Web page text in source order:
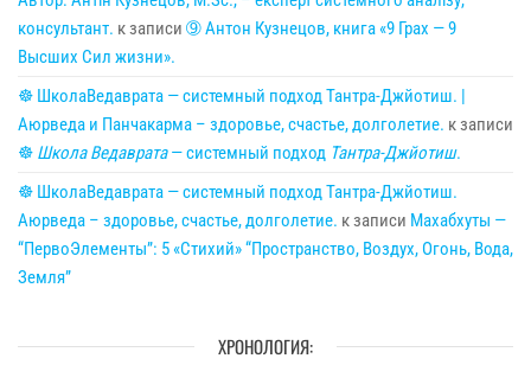
консультант. к записи ➈ Антон Кузнецов, книга «9 Грах — 9
Высших Сил жизни».
☸ ШколаВедаврата — системный подход Тантра-Джйотиш. |
Аюрведа и Панчакарма – здоровье, счастье, долголетие. к записи
☸ Школа Ведаврата— системный подход Тантра-Джйотиш.
☸ ШколаВедаврата — системный подход Тантра-Джйотиш.
Аюрведа – здоровье, счастье, долголетие. к записи Махабхуты —
“ПервоЭлементы”: 5 «Стихий» “Пространство, Воздух, Огонь, Вода,
Земля”
ХРОНОЛОГИЯ: